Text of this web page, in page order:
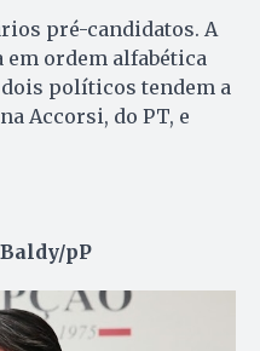
pré-candidatos. A
ordem alfabética
políticos tendem a
Accorsi, do PT, e
pP